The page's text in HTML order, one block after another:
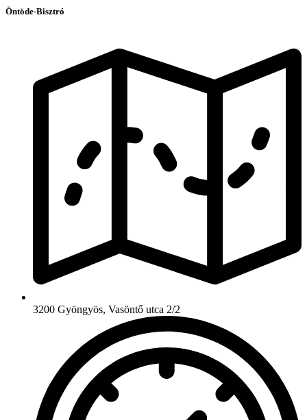
Öntöde-Bisztró
3200 Gyöngyös, Vasöntő utca 2/2